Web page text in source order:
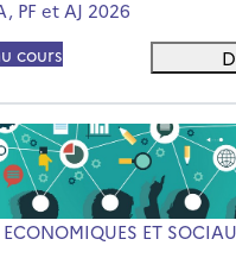
PF et AJ 2026
cours
ET
ECONOMIQUES ET